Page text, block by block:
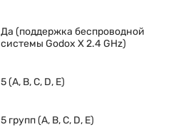
Да (поддержка беспроводной
системы Godox X 2.4 GHz)
5 (A, B, C, D, E)
5 групп (A, B, C, D, E)